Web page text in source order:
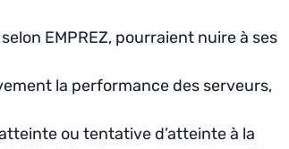
EMPREZ, pourraient nuire à ses
la performance des serveurs,
ou tentative d’atteinte à la